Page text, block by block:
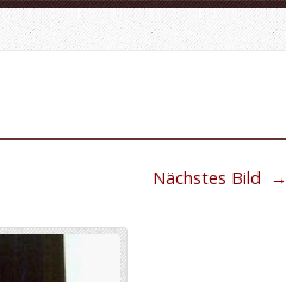
Nächstes Bild →